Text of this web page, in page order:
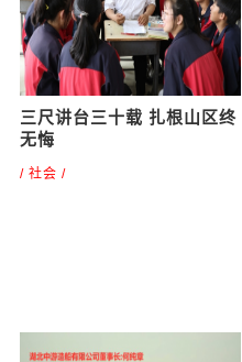
交通要畅行 节日我在岗https: v qq
com x page m3300227on1 html
国庆期间，多位群众面对镜头，为
山西省长治市襄垣县交警竖起大拇
指
/ 国内 /